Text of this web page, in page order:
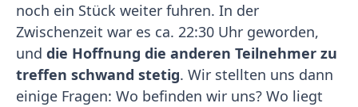
noch ein Stück weiter fuhren. In der
Zwischenzeit war es ca. 22:30 Uhr geworden,
und die Hoffnung die anderen Teilnehmer zu
treffen schwand stetig. Wir stellten uns dann
einige Fragen: Wo befinden wir uns? Wo liegt